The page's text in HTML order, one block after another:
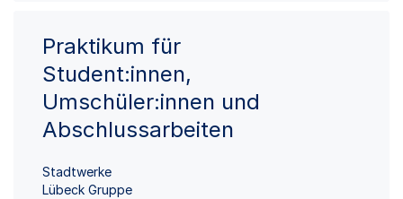
Praktikum für
Student:innen,
Umschüler:innen und
Abschlussarbeiten
Stadtwerke
Lübeck Gruppe